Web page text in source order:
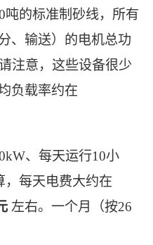
吨的标准制砂线，所有
、输送）的电机总功
注意，这些设备很少
负载率约在
、每天运行10小
，每天电费大约在
左右。一个月（按26